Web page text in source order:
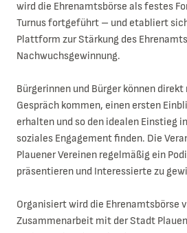
wird die Ehrenamtsbörse als festes
Turnus fortgeführt – und etabliert
Plattform zur Stärkung des
Nachwuchsgewinnung.
Bürgerinnen und Bürger können
Gespräch kommen, einen ersten
erhalten und so den idealen Einstieg
soziales Engagement finden. Die
Plauener Vereinen regelmäßig ein
präsentieren und Interessierte zu
Organisiert wird die Ehrenamtsbörse
Zusammenarbeit mit der Stadt